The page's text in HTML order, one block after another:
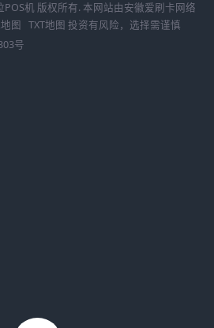
POS机 版权所有. 本网站由安徽爱刷卡网络
图 TXT地图 投资有风险，选择需谨慎
号